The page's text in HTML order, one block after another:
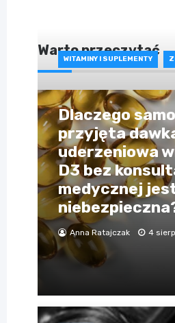
Warto przeczytać
WITAMINY I SUPLEMENTY
Dlaczego
przyjęta
uderzeniowa
D3 bez
medycznej
Anna Ratajczak 4